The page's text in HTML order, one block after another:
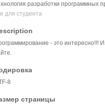
разработки
для студента
- это интересно!!!
8
страницы